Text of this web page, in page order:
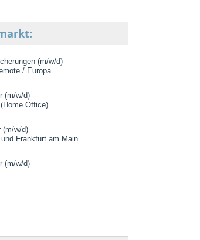
(m/w/d)
/ Europa
(m/w/d)
Office)
(m/w/d)
Frankfurt am Main
(m/w/d)